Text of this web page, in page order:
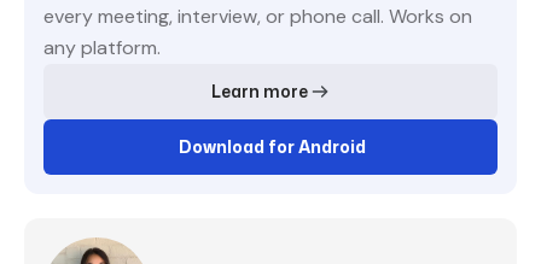
every meeting, interview, or phone call. Works on
any platform.
Learn more
Download for Android